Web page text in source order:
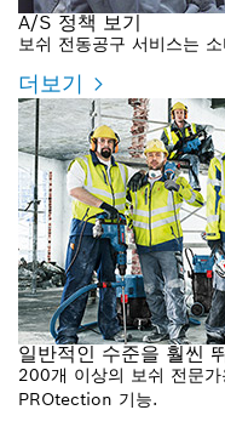
A/S 정책 보기
보쉬 전동공구 서비스는
더보기
일반적인 수준을 훨씬
200개 이상의 보쉬 전문
PROtection 기능.